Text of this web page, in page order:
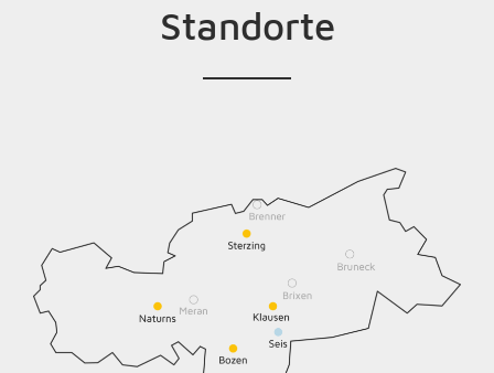
Standorte